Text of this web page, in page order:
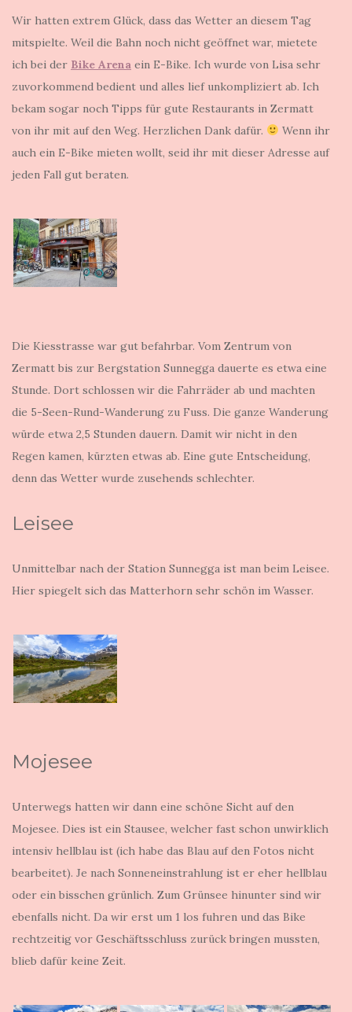
Wir hatten extrem Glück, dass das Wetter an diesem Tag
mitspielte. Weil die Bahn noch nicht geöffnet war, mietete
ich bei der Bike Arena ein E-Bike. Ich wurde von Lisa sehr
zuvorkommend bedient und alles lief unkompliziert ab. Ich
bekam sogar noch Tipps für gute Restaurants in Zermatt
von ihr mit auf den Weg. Herzlichen Dank dafür.
Wenn ihr
auch ein E-Bike mieten wollt, seid ihr mit dieser Adresse auf
jeden Fall gut beraten.
Die Kiesstrasse war gut befahrbar. Vom Zentrum von
Zermatt bis zur Bergstation Sunnegga dauerte es etwa eine
Stunde. Dort schlossen wir die Fahrräder ab und machten
die 5-Seen-Rund-Wanderung zu Fuss. Die ganze Wanderung
würde etwa 2,5 Stunden dauern. Damit wir nicht in den
Regen kamen, kürzten etwas ab. Eine gute Entscheidung,
denn das Wetter wurde zusehends schlechter.
Leisee
Unmittelbar nach der Station Sunnegga ist man beim Leisee.
Hier spiegelt sich das Matterhorn sehr schön im Wasser.
Mojesee
Unterwegs hatten wir dann eine schöne Sicht auf den
Mojesee. Dies ist ein Stausee, welcher fast schon unwirklich
intensiv hellblau ist (ich habe das Blau auf den Fotos nicht
bearbeitet). Je nach Sonneneinstrahlung ist er eher hellblau
oder ein bisschen grünlich. Zum Grünsee hinunter sind wir
ebenfalls nicht. Da wir erst um 1 los fuhren und das Bike
rechtzeitig vor Geschäftsschluss zurück bringen mussten,
blieb dafür keine Zeit.